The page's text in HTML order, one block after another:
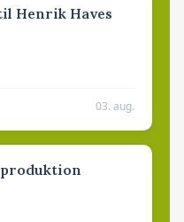
Henrik Haves
03. aug.